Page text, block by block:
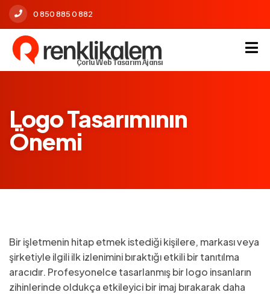
0 850 885 0 882
Çorlu Web Tasarım Ajansı
Logo Tasarımının
Önemi
Bir işletmenin hitap etmek istediği kişilere, markası veya
şirketiyle ilgili ilk izlenimini bıraktığı etkili bir tanıtılma
aracıdır. Profesyonelce tasarlanmış bir logo insanların
zihinlerinde oldukça etkileyici bir imaj bırakarak daha